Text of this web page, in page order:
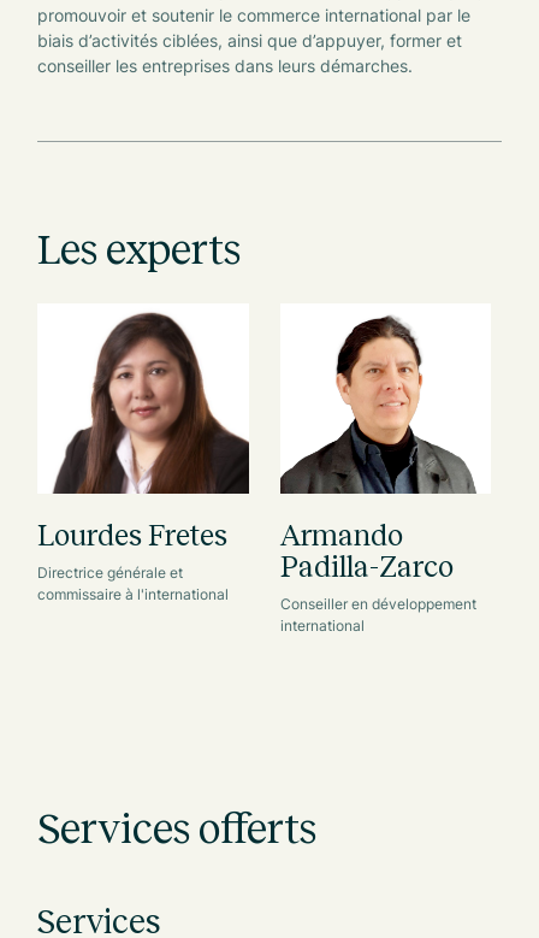
promouvoir et soutenir le commerce international par le
biais d’activités ciblées, ainsi que d’appuyer, former et
conseiller les entreprises dans leurs démarches.
Les experts
Lourdes Fretes
Directrice générale et
commissaire à l'international
Armando
Padilla-Zarco
Conseiller en développement
international
Services offerts
Services